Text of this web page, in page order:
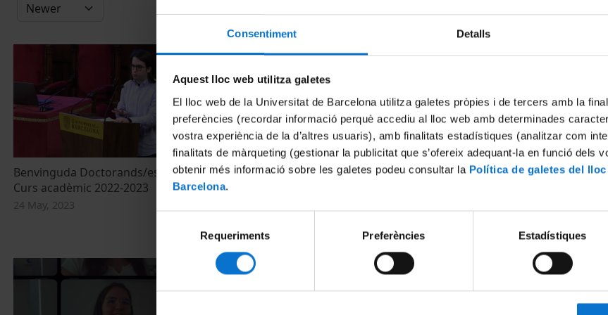
Consentiment Detalls
Aquest lloc web utilitza galetes
El lloc web de la Universitat de Barcelona utilitza galetes pròpies i de tercers amb la
preferències (recordar informació perquè accediu al lloc web amb determinades
vostra experiència de la d’altres usuaris), amb finalitats estadístiques (analitzar com
finalitats de màrqueting (gestionar la publicitat que s’ofereix adequant-la en funció dels
obtenir més informació sobre les galetes podeu consultar la Política de galetes del
Barcelona.
consentiment
Requeriments Preferències Estadístiques
Benvinguda Doctorands/es de nou accés.
Curs acadèmic 2022-2023
24 May, 2023
Maria Sevilla: El nom de cada cosa és una
28 September, 2022
Acte inaugural del curs